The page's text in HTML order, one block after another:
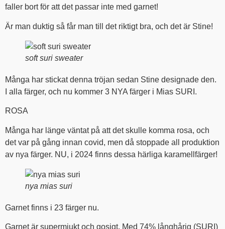
faller bort för att det passar inte med garnet!
Är man duktig så får man till det riktigt bra, och det är Stine!
soft suri sweater
Många har stickat denna tröjan sedan Stine designade den.
I alla färger, och nu kommer 3 NYA färger i Mias SURI.
ROSA
Många har länge väntat på att det skulle komma rosa, och
det var på gång innan covid, men då stoppade all produktion
av nya färger. NU, i 2024 finns dessa härliga karamellfärger!
nya mias suri
Garnet finns i 23 färger nu.
Garnet är supermjukt och gosigt. Med 74% långhårig (SURI)